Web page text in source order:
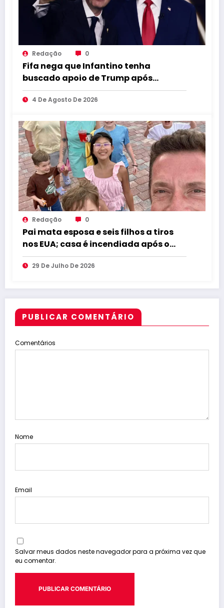
Redação 0
Fifa nega que Infantino tenha
buscado apoio de Trump após
pressão no cargo
4 De Agosto De 2026
Redação 0
Pai mata esposa e seis filhos a tiros
nos EUA; casa é incendiada após o
crime
29 De Julho De 2026
PUBLICAR COMENTÁRIO
Comentários
Nome
Email
Salvar meus dados neste navegador para a próxima vez que
eu comentar.